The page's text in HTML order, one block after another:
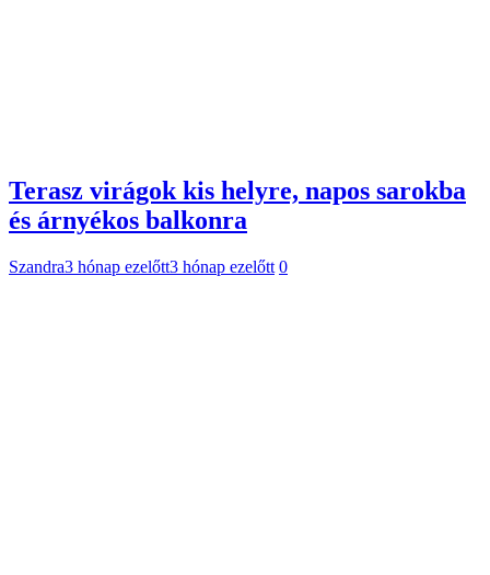
Terasz virágok kis helyre, napos sarokba
és árnyékos balkonra
Szandra3 hónap ezelőtt3 hónap ezelőtt 0